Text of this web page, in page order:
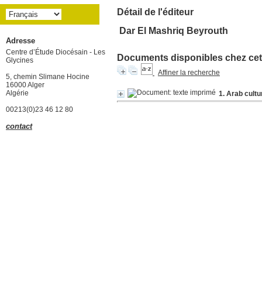
Détail de l'éditeur
Dar El Mashriq Beyrouth
Documents disponibles chez
Affiner la recherche
1. Arab
Adresse
Centre d’Étude Diocésain - Les
Glycines
5, chemin Slimane Hocine
16000 Alger
Algérie
00213(0)23 46 12 80
contact